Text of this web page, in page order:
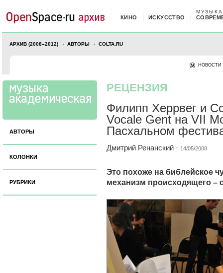
КИНО ИСКУССТВО
МУЗЫКА
АРХИВ (2008–2012) АВТОРЫ COLTA.RU
НОВОСТИ
АВТОРЫ
КОЛОНКИ
РУБРИКИ
РЕЦЕНЗИЯ
Филипп Херрвег и
Vocale Gent на VII
Пасхальном
Дмитрий Ренанский · 14/05/2008
Это похоже на библейское
механизм происходящего –